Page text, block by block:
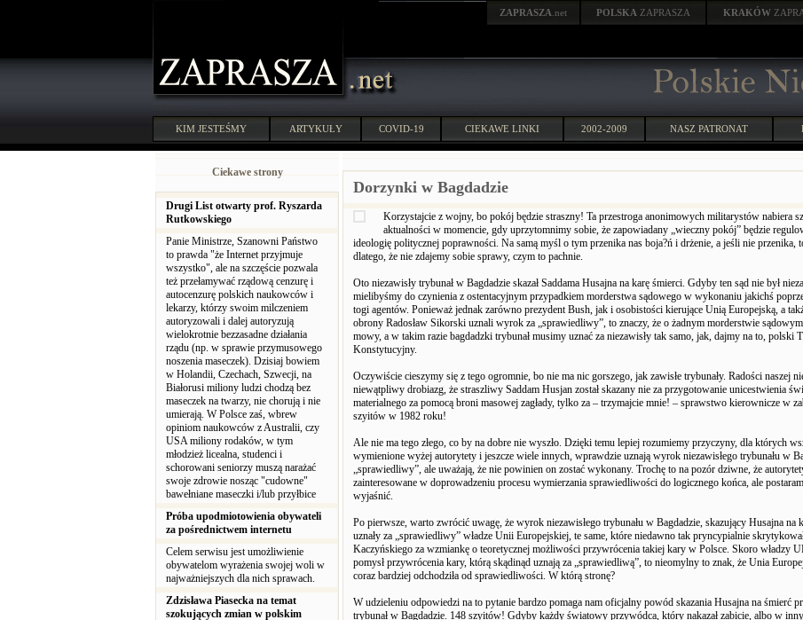
ZAPRASZA .net POLSKA ZAPRASZA KRAKÓW
KIM JESTEŚMY ARTYKUŁY COVID-19 CIEKAWE LINKI 2002-2009 NASZ PATRONAT
Ciekawe strony
Drugi List otwarty prof. Ryszarda
Rutkowskiego
Panie Ministrze, Szanowni Państwo
to prawda "że Internet przyjmuje
wszystko", ale na szczęście pozwala
też przełamywać rządową cenzurę i
autocenzurę polskich naukowców i
lekarzy, którzy swoim milczeniem
autoryzowali i dalej autoryzują
wielokrotnie bezzasadne działania
rządu (np. w sprawie przymusowego
noszenia maseczek). Dzisiaj bowiem
w Holandii, Czechach, Szwecji, na
Białorusi miliony ludzi chodzą bez
maseczek na twarzy, nie chorują i nie
umierają. W Polsce zaś, wbrew
opiniom naukowców z Australii, czy
USA miliony rodaków, w tym
młodzież licealna, studenci i
schorowani seniorzy muszą narażać
swoje zdrowie nosząc "cudowne"
bawełniane maseczki i/lub przyłbice
Próba upodmiotowienia obywateli
za pośrednictwem internetu
Celem serwisu jest umożliwienie
obywatelom wyrażenia swojej woli w
najważniejszych dla nich sprawach.
Zdzisława Piasecka na temat
szokujących zmian w polskim
Dorzynki w Bagdadzie
Korzystajcie z wojny, bo pokój będzie straszny! Ta przestroga anonimowych militarystów nabiera
aktualności w momencie, gdy uprzytomnimy sobie, że zapowiadany „wieczny pokój” będzie
ideologię politycznej poprawności. Na samą myśl o tym przenika nas boja?ń i drżenie, a jeśli nie przenika,
dlatego, że nie zdajemy sobie sprawy, czym to pachnie.
Oto niezawisły trybunał w Bagdadzie skazał Saddama Husajna na karę śmierci. Gdyby ten sąd nie był
mielibyśmy do czynienia z ostentacyjnym przypadkiem morderstwa sądowego w wykonaniu jakichś
togi agentów. Ponieważ jednak zarówno prezydent Bush, jak i osobistości kierujące Unią Europejską, a
obrony Radosław Sikorski uznali wyrok za „sprawiedliwy”, to znaczy, że o żadnym morderstwie
mowy, a w takim razie bagdadzki trybunał musimy uznać za niezawisły tak samo, jak, dajmy na to, polski
Konstytucyjny.
Oczywiście cieszymy się z tego ogromnie, bo nie ma nic gorszego, jak zawisłe trybunały. Radości naszej
niewątpliwy drobiazg, że straszliwy Saddam Husjan został skazany nie za przygotowanie unicestwienia
materialnego za pomocą broni masowej zagłady, tylko za – trzymajcie mnie! – sprawstwo kierownicze w
szyitów w 1982 roku!
Ale nie ma tego złego, co by na dobre nie wyszło. Dzięki temu lepiej rozumiemy przyczyny, dla których
wymienione wyżej autorytety i jeszcze wiele innych, wprawdzie uznają wyrok niezawisłego trybunału w
„sprawiedliwy”, ale uważają, że nie powinien on zostać wykonany. Trochę to na pozór dziwne, że
zainteresowane w doprowadzeniu procesu wymierzania sprawiedliwości do logicznego końca, ale
wyjaśnić.
Po pierwsze, warto zwrócić uwagę, że wyrok niezawisłego trybunału w Bagdadzie, skazujący Husajna na
uznały za „sprawiedliwy” władze Unii Europejskiej, te same, które niedawno tak pryncypialnie
Kaczyńskiego za wzmiankę o teoretycznej możliwości przywrócenia takiej kary w Polsce. Skoro władzy
pomysł przywrócenia kary, którą skądinąd uznają za „sprawiedliwą”, to nieomylny to znak, że Unia
coraz bardziej odchodziła od sprawiedliwości. W którą stronę?
W udzieleniu odpowiedzi na to pytanie bardzo pomaga nam oficjalny powód skazania Husajna na śmierć
trybunał w Bagdadzie. 148 szyitów! Gdyby każdy światowy przywódca, który nakazał zabicie, albo w